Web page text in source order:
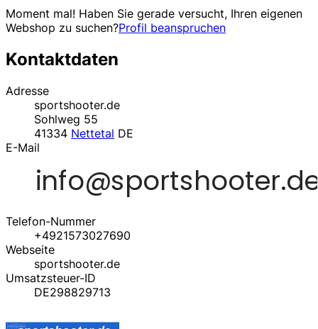
Moment mal! Haben Sie gerade versucht, Ihren eigenen
Webshop zu suchen?Profil beanspruchen
Kontaktdaten
Adresse
sportshooter.de
Sohlweg 55
41334 Nettetal DE
E-Mail
Telefon-Nummer
+4921573027690
Webseite
sportshooter.de
Umsatzsteuer-ID
DE298829713